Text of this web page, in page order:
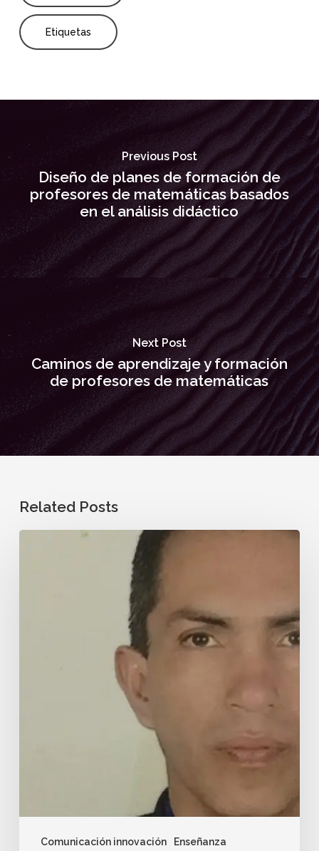
Etiquetas
Previous Post
Diseño de planes de formación de
profesores de matemáticas basados
en el análisis didáctico
Next Post
Caminos de aprendizaje y formación
de profesores de matemáticas
Related Posts
Comunicación innovación Enseñanza